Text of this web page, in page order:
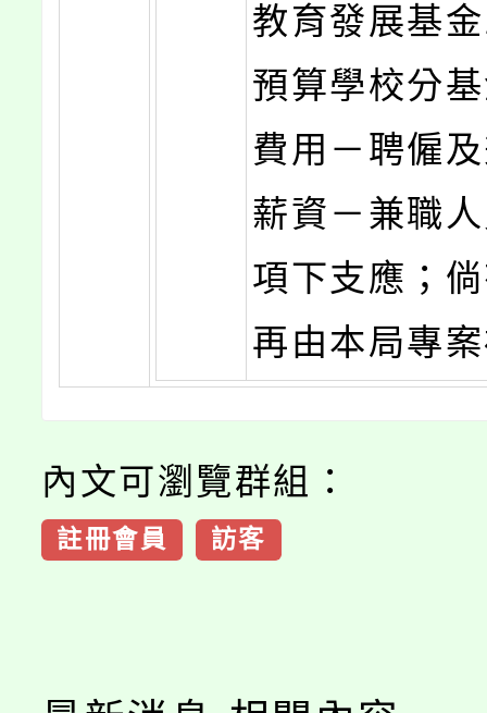
教育發展基
預算學校分
費用－聘僱
薪資－兼職
項下支應；
再由本局專
內文可瀏覽群組：
註冊會員 訪客